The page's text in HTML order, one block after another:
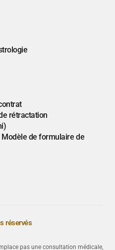
rétractation
de formulaire de
réservés
pas une consultation médicale,